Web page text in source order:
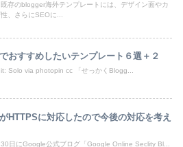
存のblogger海外テンプレートには、デザイン面やカ
、さらにSEOに...
おすすめしたいテンプレート６選＋２
Ѕolo via photopin cc 「せっかくBlogg...
HTTPSに対応したので今後の対応を考え
日にGoogle公式ブログ「Google Online Seclity Bl...